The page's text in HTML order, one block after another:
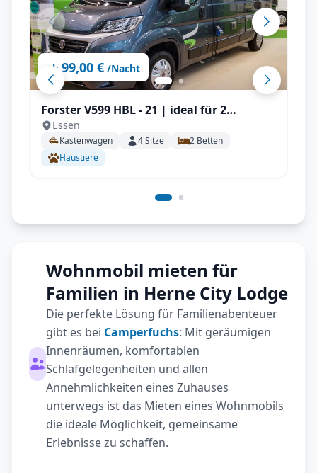
ab 99,00 € /Nacht
Forster V599 HBL - 21 | ideal für 2
Personen, Solar, Einparksensoren, AHK
uvm.
Essen
Kastenwagen 4Sitze 2 Betten
Haustiere
Wohnmobil mieten für
Familien in Herne City Lodge
Die perfekte Lösung für Familienabenteuer
gibt es bei Camperfuchs: Mit geräumigen
Innenräumen, komfortablen
Schlafgelegenheiten und allen
Annehmlichkeiten eines Zuhauses
unterwegs ist das Mieten eines Wohnmobils
die ideale Möglichkeit, gemeinsame
Erlebnisse zu schaffen.